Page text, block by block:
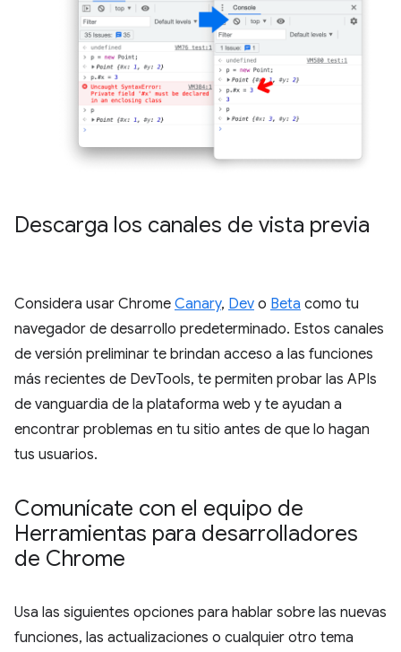
Descarga los canales de vista previa
Considera usar Chrome Canary, Dev o Beta como tu
navegador de desarrollo predeterminado. Estos canales
de versión preliminar te brindan acceso a las funciones
más recientes de DevTools, te permiten probar las APIs
de vanguardia de la plataforma web y te ayudan a
encontrar problemas en tu sitio antes de que lo hagan
tus usuarios.
Comunícate con el equipo de
Herramientas para desarrolladores
de Chrome
Usa las siguientes opciones para hablar sobre las nuevas
funciones, las actualizaciones o cualquier otro tema